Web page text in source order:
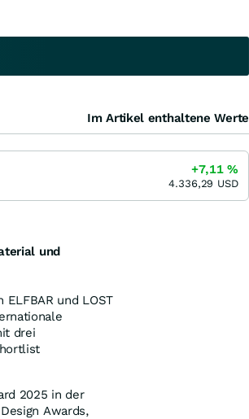
und
und LOST
drei
2025 in der
Awards,
Im Artikel enthaltene Werte
+7,11%
4.336,29 USD